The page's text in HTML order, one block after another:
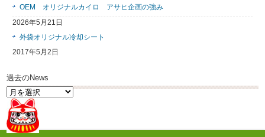
OEM オリジナルカイロ アサヒ企画の強み
2026年5月21日
外袋オリジナル冷却シート
2017年5月2日
過去のNews
過
去
の
News